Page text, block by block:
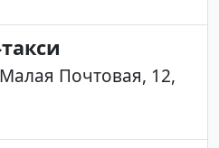
Почтовая, 12,